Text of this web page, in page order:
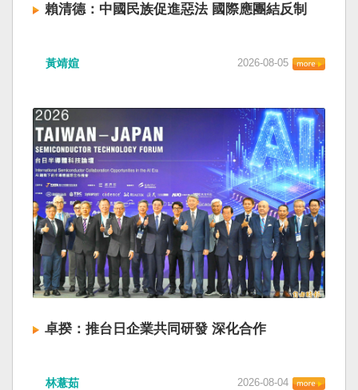
賴清德：中國民族促進惡法 國際應團結反制
黃靖媗 2026-08-05
卓揆：推台日企業共同研發 深化合作
林薏茹 2026-08-04